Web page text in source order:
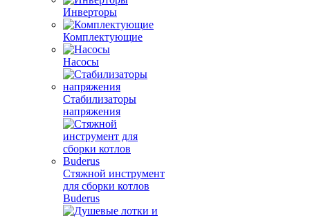
Инверторы
Комплектующие
Насосы
Стабилизаторы
напряжения
Стяжной инструмент
для сборки котлов
Buderus